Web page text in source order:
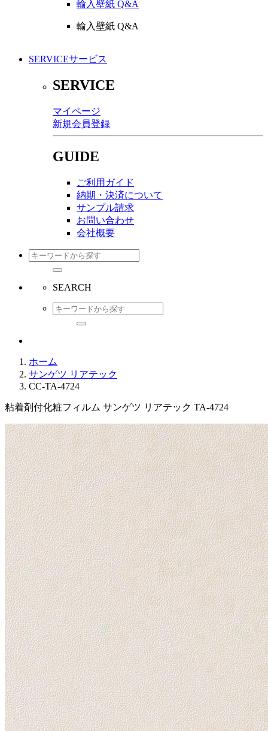
輸入壁紙 Q&A
輸入壁紙 Q&A
SERVICEサービス
SERVICE
マイページ
新規会員登録
GUIDE
ご利用ガイド
納期・決済について
サンプル請求
お問い合わせ
会社概要
SEARCH
ホーム
サンゲツ リアテック
CC-TA-4724
粘着剤付化粧フィルム サンゲツ リアテック TA-4724